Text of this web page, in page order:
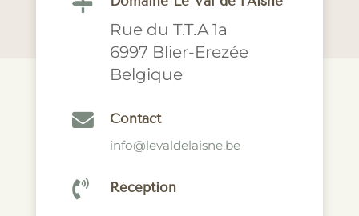
Rue du T.T.A 1a
6997 Blier-Erezée
Belgique
 Contact
info@levaldelaisne.be
 Réception